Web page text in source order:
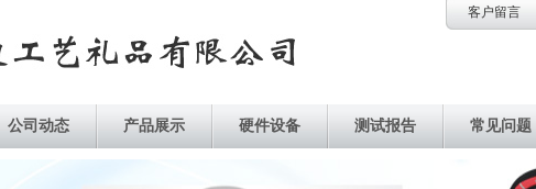
客户留言
公司动态 产品展示 硬件设备 测试报告 常见问题